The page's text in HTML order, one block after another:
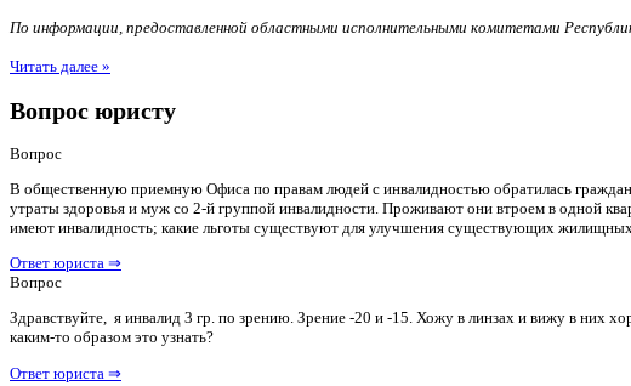
По информации, предоставленной областными исполнительными комитетами
Читать далее »
Вопрос юристу
Вопрос
В общественную приемную Офиса по правам людей с инвалидностью обратилась
утраты здоровья и муж со 2-й группой инвалидности. Проживают они втроем в одной
имеют инвалидность; какие льготы существуют для улучшения существующих
Ответ юриста ⇒
Вопрос
Здравствуйте, я инвалид 3 гр. по зрению. Зрение -20 и -15. Хожу в линзах и вижу в них
каким-то образом это узнать?
Ответ юриста ⇒